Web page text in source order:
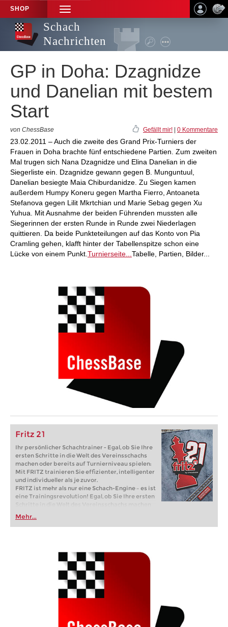
SHOP
TOGGLE
NAVIGATION
Schach
Nachrichten
GP in Doha: Dzagnidze
und Danelian mit bestem
Start
von ChessBase Gefällt mir! 0 Kommentare
23.02.2011 – Auch die zweite des Grand Prix-Turniers der
Frauen in Doha brachte fünf entschiedene Partien. Zum zweiten
Mal trugen sich Nana Dzagnidze und Elina Danelian in die
Siegerliste ein. Dzagnidze gewann gegen B. Munguntuul,
Danelian besiegte Maia Chiburdanidze. Zu Siegen kamen
außerdem Humpy Koneru gegen Martha Fierro, Antoaneta
Stefanova gegen Lilit Mkrtchian und Marie Sebag gegen Xu
Yuhua. Mit Ausnahme der beiden Führenden mussten alle
Siegerinnen der ersten Runde in Runde zwei Niederlagen
quittieren. Da beide Punkteteilungen auf das Konto von Pia
Cramling gehen, klafft hinter der Tabellenspitze schon eine
Lücke von einem Punkt. Turnierseite... Tabelle, Partien, Bilder...
Fritz 21
Ihr persönlicher Schachtrainer - Egal, ob Sie Ihre
ersten Schritte in die Welt des Vereinsschachs
machen oder bereits auf Turnierniveau spielen:
Mit FRITZ trainieren Sie effizienter, intelligenter
und individueller als je zuvor.
FRITZ ist mehr als nur eine Schach-Engine – es ist
eine Trainingsrevolution! Egal, ob Sie Ihre ersten
Schritte in die Welt des Vereinsschachs machen
oder bereits auf Turnierniveau spielen: Mit
FRITZ trainieren Sie effizienter, intelligenter und
individueller als je zuvor.
Mehr...